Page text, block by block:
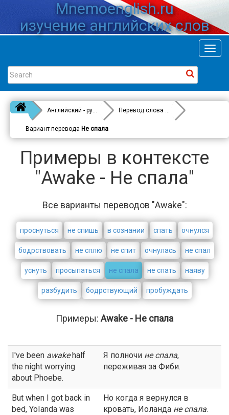
Mnemoenglish.ru
изучение английских слов
Английский - русский Перевод слова
Awake
Вариант перевода Не спала
Примеры в контексте
"Awake - Не спала"
Все варианты переводов "Awake":
проснуться не спишь в сознании спать очнулся
бодрствовать не сплю не спит очнулась не спал
уснуть просыпаться не спала не спать наяву
разбудить бодрствующий пробуждать
Примеры: Awake - Не спала
I've been awakehalf
the night worrying
about Phoebe.
Я полночи не спала,
переживая за Фиби.
But when I got back in
bed, YoIanda was
Но когда я вернулся в
кровать, Иоланда не спала.